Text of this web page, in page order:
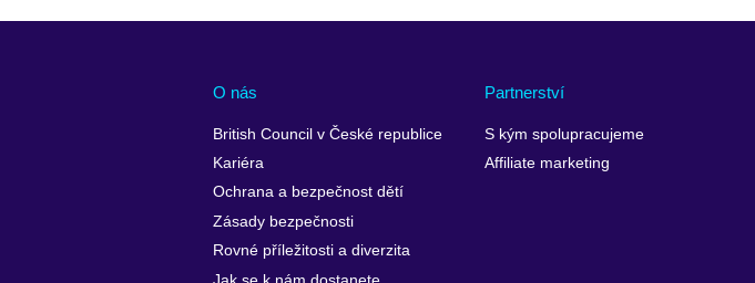
O nás
British Council v České republice
Kariéra
Ochrana a bezpečnost dětí
Zásady bezpečnosti
Rovné příležitosti a diverzita
Partnerství
S kým spolupracujeme
Affiliate marketing